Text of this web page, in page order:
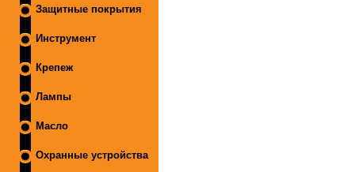
Защитные покрытия
Инструмент
Крепеж
Лампы
Масло
Охранные устройства